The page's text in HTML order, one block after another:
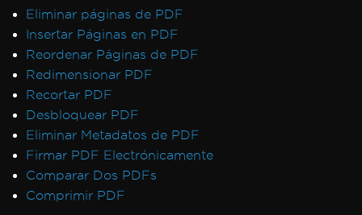
Eliminar páginas de PDF
Insertar Páginas en PDF
Reordenar Páginas de PDF
Redimensionar PDF
Recortar PDF
Desbloquear PDF
Eliminar Metadatos de PDF
Firmar PDF Electrónicamente
Comparar Dos PDFs
Comprimir PDF